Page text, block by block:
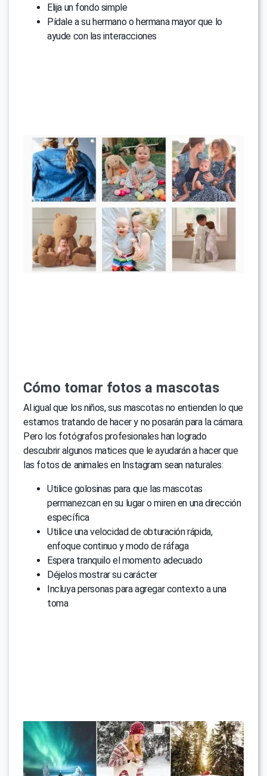
Elija un fondo simple
Pídale a su hermano o hermana mayor que lo
ayude con las interacciones
Cómo tomar fotos a mascotas
Al igual que los niños, sus mascotas no entienden lo que
estamos tratando de hacer y no posarán para la cámara.
Pero los fotógrafos profesionales han logrado
descubrir algunos matices que le ayudarán a hacer que
las fotos de animales en Instagram sean naturales:
Utilice golosinas para que las mascotas
permanezcan en su lugar o miren en una dirección
específica
Utilice una velocidad de obturación rápida,
enfoque continuo y modo de ráfaga
Espera tranquilo el momento adecuado
Déjelos mostrar su carácter
Incluya personas para agregar contexto a una
toma